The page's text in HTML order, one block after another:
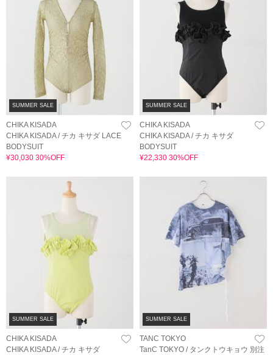
SUMMER SALE
CHIKA KISADA
CHIKA KISADA / チカ キサダ LACE
BODYSUIT
¥30,030 30%OFF
SUMMER SALE
CHIKA KISADA
CHIKA KISADA / チカ キサダ
BODYSUIT
¥22,330 30%OFF
SUMMER SALE
CHIKA KISADA
CHIKA KISADA / チカ キサダ
SUMMER SALE
TANC TOKYO
TanC TOKYO / タンクトウキョウ 別注